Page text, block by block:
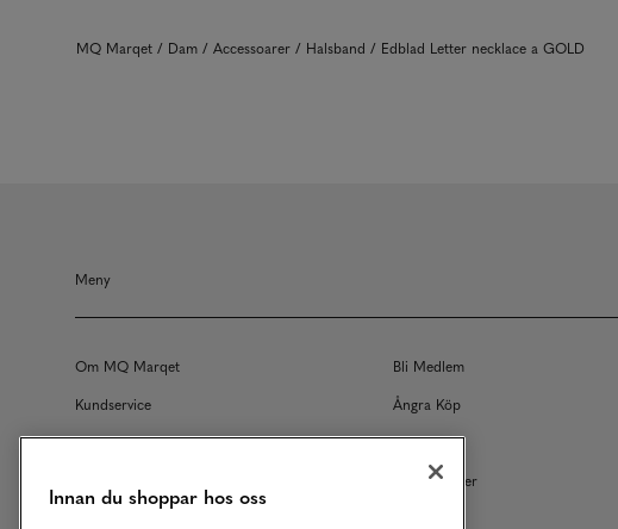
MQ Marqet Dam Accessoarer Halsband Edblad Letter necklace a GOLD
Meny
Om MQ Marqet Bli Medlem
Kundservice
Ångra Köp
Returer
Köpvillkor
Våra Tjänster
Innan du shoppar hos oss